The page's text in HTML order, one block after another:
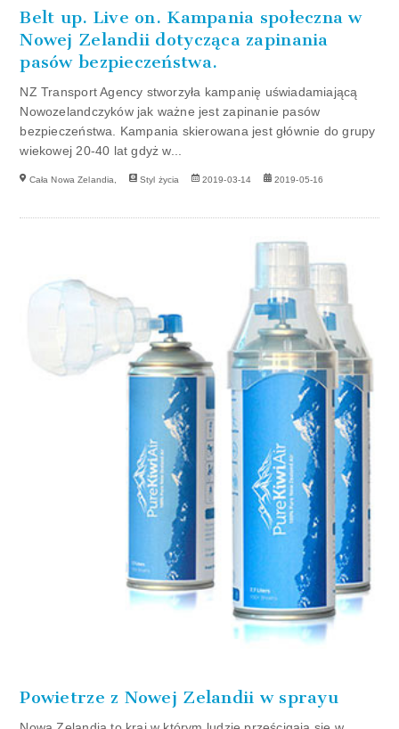
Belt up. Live on. Kampania społeczna w
Nowej Zelandii dotycząca zapinania
pasów bezpieczeństwa.
NZ Transport Agency stworzyła kampanię uświadamiającą
Nowozelandczyków jak ważne jest zapinanie pasów
bezpieczeństwa. Kampania skierowana jest głównie do grupy
wiekowej 20-40 lat gdyż w...
Cała Nowa Zelandia, Styl życia 2019-03-14 2019-05-16
Powietrze z Nowej Zelandii w sprayu